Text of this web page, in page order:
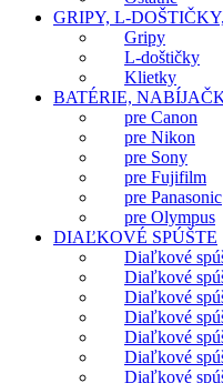
GRIPY, L-
Gripy
L-doštičky
Klietky
BATÉRIE,
pre Canon
pre Nikon
pre Sony
pre Fujifilm
pre Panasonic
pre Olympus
DIAĽKOVÉ SPÚŠTE
Diaľkové
Diaľkové
Diaľkové
Diaľkové
Diaľkové
Diaľkové
Diaľkové